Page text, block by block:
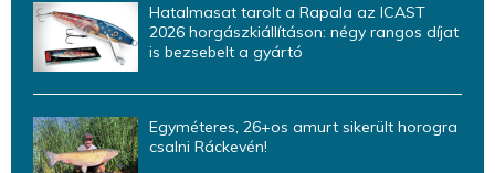
Hatalmasat tarolt a Rapala az ICAST
2026 horgászkiállításon: négy rangos díjat
is bezsebelt a gyártó
Egyméteres, 26+os amurt sikerült horogra
csalni Ráckevén!